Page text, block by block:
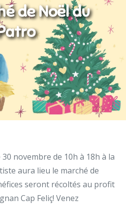
de Noël du
novembre de 10h à 18h à la
aura lieu le marché de
seront récoltés au profit
Cap Feliç! Venez